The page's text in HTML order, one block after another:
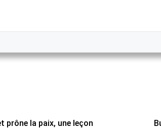
prône la paix, une leçon